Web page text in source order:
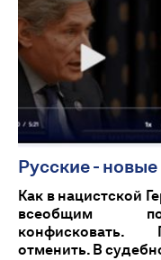
Русские - новые
Как в нацистской
всеобщим
конфисковать.
отменить. В